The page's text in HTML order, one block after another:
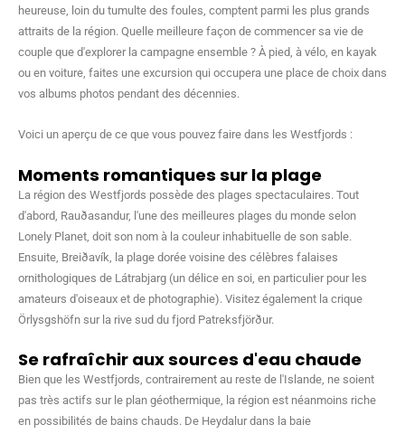
heureuse, loin du tumulte des foules, comptent parmi les plus grands
attraits de la région. Quelle meilleure façon de commencer sa vie de
couple que d'explorer la campagne ensemble ? À pied, à vélo, en kayak
ou en voiture, faites une excursion qui occupera une place de choix dans
vos albums photos pendant des décennies.
Voici un aperçu de ce que vous pouvez faire dans les Westfjords :
Moments romantiques sur la plage
La région des Westfjords possède des plages spectaculaires. Tout
d'abord, Rauðasandur, l'une des meilleures plages du monde selon
Lonely Planet, doit son nom à la couleur inhabituelle de son sable.
Ensuite, Breiðavík, la plage dorée voisine des célèbres falaises
ornithologiques de Látrabjarg (un délice en soi, en particulier pour les
amateurs d'oiseaux et de photographie). Visitez également la crique
Örlysgshöfn sur la rive sud du fjord Patreksfjörður.
Se rafraîchir aux sources d'eau chaude
Bien que les Westfjords, contrairement au reste de l'Islande, ne soient
pas très actifs sur le plan géothermique, la région est néanmoins riche
en possibilités de bains chauds. De Heydalur dans la baie